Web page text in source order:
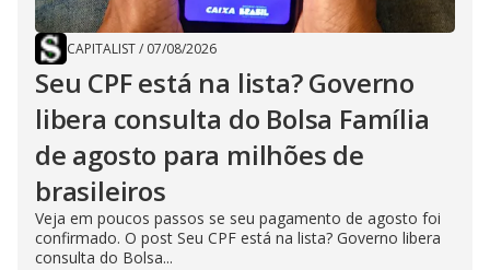
CAPITALIST/ 07/08/2026
Seu CPF está na lista? Governo
libera consulta do Bolsa Família
de agosto para milhões de
brasileiros
Veja em poucos passos se seu pagamento de agosto foi
confirmado. O post Seu CPF está na lista? Governo libera
consulta do Bolsa...